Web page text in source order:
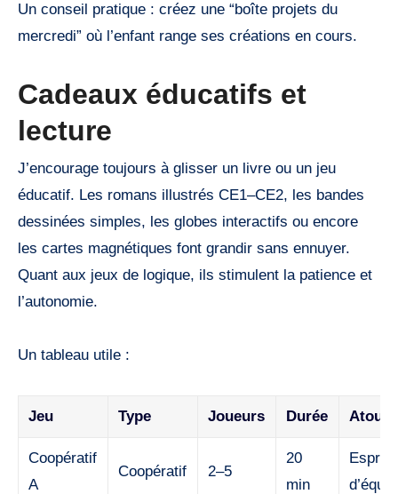
Un conseil pratique : créez une “boîte projets du
mercredi” où l’enfant range ses créations en cours.
Cadeaux éducatifs et
lecture
J’encourage toujours à glisser un livre ou un jeu
éducatif. Les romans illustrés CE1–CE2, les bandes
dessinées simples, les globes interactifs ou encore
les cartes magnétiques font grandir sans ennuyer.
Quant aux jeux de logique, ils stimulent la patience et
l’autonomie.
Un tableau utile :
Jeu Type Joueurs Durée Atouts
Coopératif
A
Coopératif 2–5
20
min
Esprit